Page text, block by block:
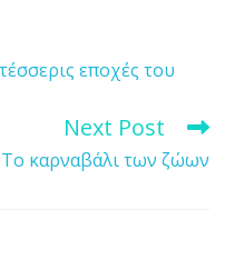
εποχές του
Next Post
Το καρναβάλι των ζώων